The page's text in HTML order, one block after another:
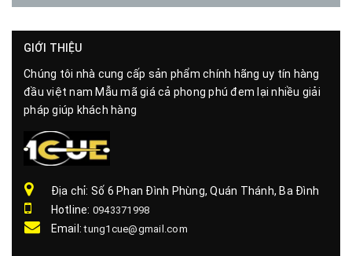
GIỚI THIỆU
Chúng tôi nhà cung cấp sản phẩm chính hãng uy tín hàng
đầu việt nam Mẫu mã giá cả phong phú đem lại nhiều giải
pháp giúp khách hàng
Địa chỉ: Số 6 Phan Đình Phùng, Quán Thánh, Ba Đình
Hotline: 0943371998
Email:tung1cue@gmail.com